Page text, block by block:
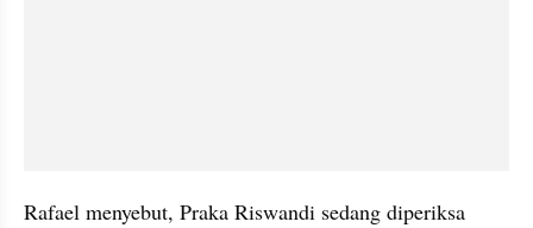
Rafael menyebut, Praka Riswandi sedang diperiksa